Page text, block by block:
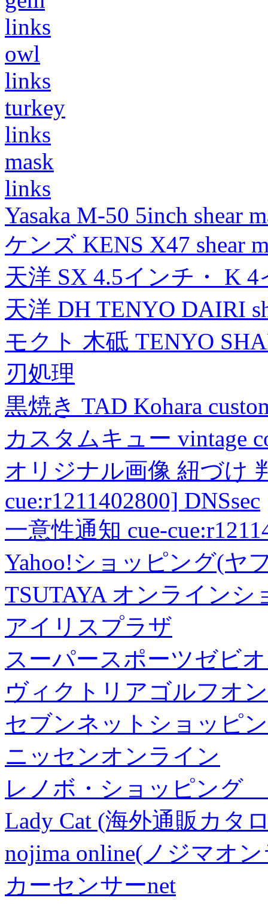
links
owl
links
turkey
links
mask
links
Yasaka M-50 5inch shear
ケンズ KENS X47 shear
天洋 SX 4.5インチ・ K
天洋 DH TENYO DAIRI
モクト 木砥 TENYO
刃処理
黒焼き TAD Kohara
カスタムキュー vintage
オリジナル画像 紐づけ
cue:r1211402800] DNSsec
一意性通知 cue-
Yahoo!ショッピング(ヤ
TSUTAYA オンラインシ
アイリスプラザ
スーパースポーツゼビ
ヴィクトリアゴルフオ
セブンネットショッピ
ニッセンオンライン
レノボ・ショッピング
Lady Cat (海外通販カタ
nojima online(ノジマオ
カーセンサーnet